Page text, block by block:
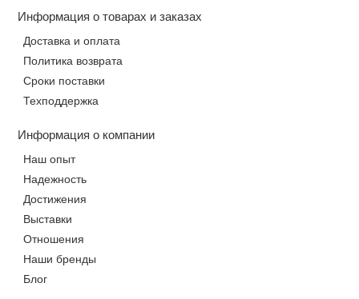
Информация о товарах и заказах
Доставка и оплата
Политика возврата
Сроки поставки
Техподдержка
Информация о компании
Наш опыт
Надежность
Достижения
Выставки
Отношения
Наши бренды
Блог